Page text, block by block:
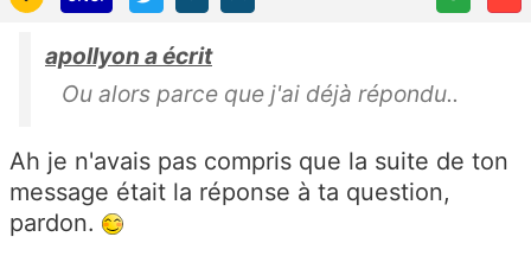
apollyon a écrit
Ou alors parce que j'ai déjà répondu..
Ah je n'avais pas compris que la suite de ton
message était la réponse à ta question,
pardon.